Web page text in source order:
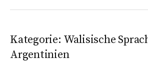
Kategorie: Walisische
Argentinien